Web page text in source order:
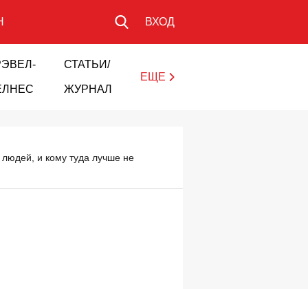
ВХОД
СТАТЬИ/
ЖУРНАЛ
ЕЩЕ
людей, и кому туда лучше не